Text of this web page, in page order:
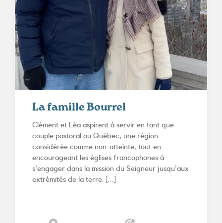
La famille Bourrel
Clément et Léa aspirent à servir en tant que
couple pastoral au Québec, une région
considérée comme non-atteinte, tout en
encourageant les églises francophones à
s'engager dans la mission du Seigneur jusqu'aux
extrémités de la terre. [...]